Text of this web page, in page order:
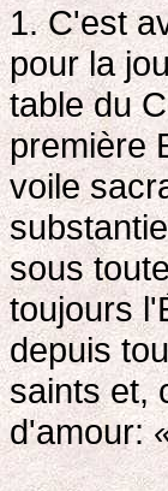
1. C'est
pour la
table du
première
voile
sous
toujours
depuis
saints et,
d'amour: